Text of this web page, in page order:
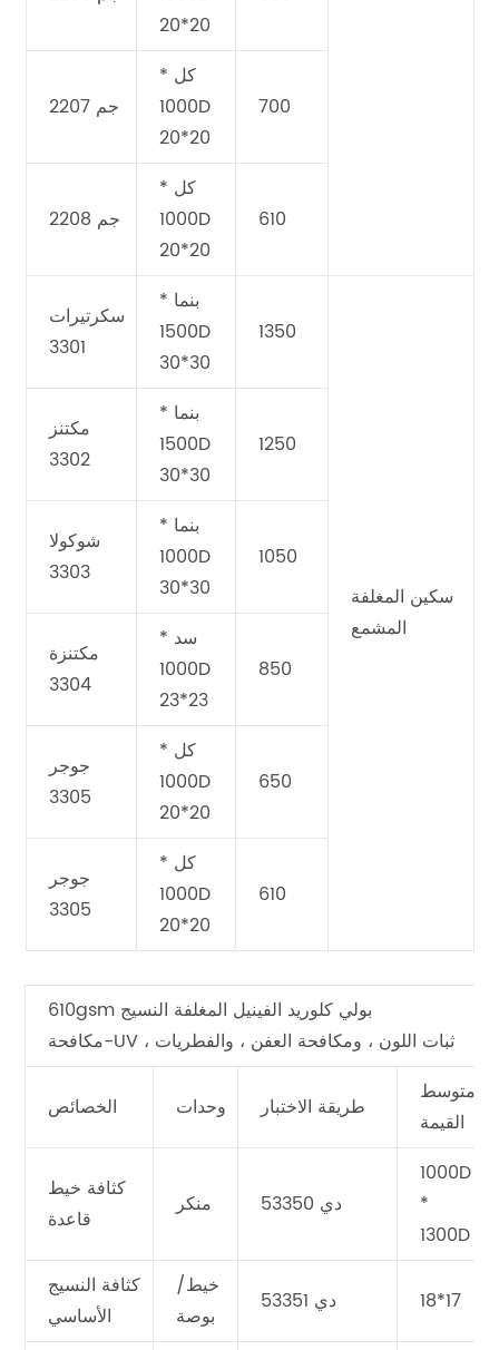
20*20
جم 2207
كل *
1000D
20*20
700
جم 2208
كل *
1000D
20*20
610
سكرتيرات
3301
بنما *
1500D
30*30
1350
سكين المغلفة
المشمع
مكتنز
3302
بنما *
1500D
30*30
1250
شوكولا
3303
بنما *
1000D
30*30
1050
مكتنزة
3304
سد *
1000D
23*23
850
جوجر
3305
كل *
1000D
20*20
650
جوجر
3305
كل *
1000D
20*20
610
610gsm بولي كلوريد الفينيل المغلفة النسيج
مكافحة-UV ، ثبات اللون ، ومكافحة العفن ، والفطريات
الخصائص وحدات طريقة الاختبار
متوسط
القيمة
كثافة خيط
قاعدة
منكر دي 53350
1000D
*
1300D
كثافة النسيج
الأساسي
خيط/
بوصة
دي 53351 18*17